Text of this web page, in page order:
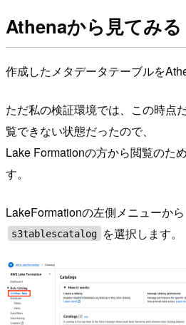
Athenaから見てみる
作成したメタデータテーブルを
ただ私の検証環境では、この時点
覧できない状態だったので、
Lake Formationの方から閲覧のた
す。
LakeFormationの左側メニューから
s3tablescatalog を選択します。